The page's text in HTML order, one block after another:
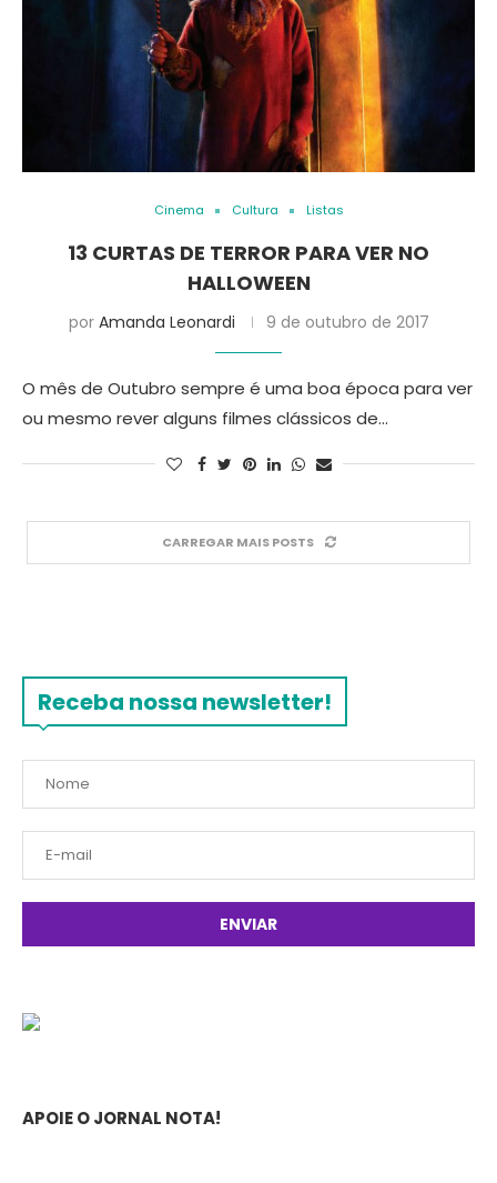
Cinema Cultura Listas
13 CURTAS DE TERROR PARA VER NO
HALLOWEEN
por Amanda Leonardi 9 de outubro de 2017
O mês de Outubro sempre é uma boa época para ver
ou mesmo rever alguns filmes clássicos de…
CARREGAR MAIS POSTS
Receba nossa newsletter!
APOIE O JORNAL NOTA!